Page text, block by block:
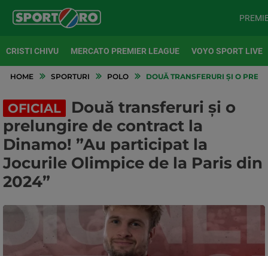
CRISTI CHIVU MERCATO PREMIER LEAGUE VOYO SPORT LIVE
HOME SPORTURI POLO DOUĂ TRANSFERURI ȘI O
OFICIAL
Două transferuri și o
prelungire de contract la
Dinamo! ”Au participat la
Jocurile Olimpice de la Paris din
2024”